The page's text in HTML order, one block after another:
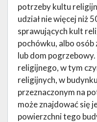
potrzeby kultu
udział nie więcej niż
sprawujących kult
pochówku, albo osób
lub dom
religijnego, w tym
religijnych, w
przeznaczonym na
może znajdować się
powierzchni tego